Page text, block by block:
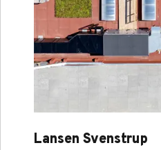
Lansen Svenstrup